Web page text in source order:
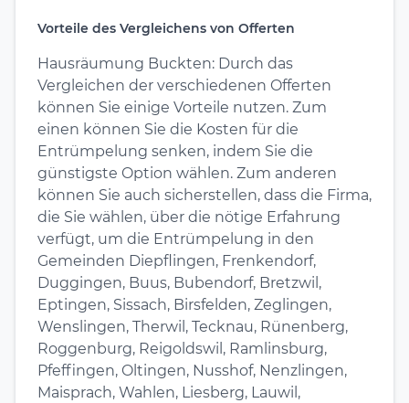
Vorteile des Vergleichens von Offerten
Hausräumung Buckten: Durch das
Vergleichen der verschiedenen Offerten
können Sie einige Vorteile nutzen. Zum
einen können Sie die Kosten für die
Entrümpelung senken, indem Sie die
günstigste Option wählen. Zum anderen
können Sie auch sicherstellen, dass die Firma,
die Sie wählen, über die nötige Erfahrung
verfügt, um die Entrümpelung in den
Gemeinden Diepflingen, Frenkendorf,
Duggingen, Buus, Bubendorf, Bretzwil,
Eptingen, Sissach, Birsfelden, Zeglingen,
Wenslingen, Therwil, Tecknau, Rünenberg,
Roggenburg, Reigoldswil, Ramlinsburg,
Pfeffingen, Oltingen, Nusshof, Nenzlingen,
Maisprach, Wahlen, Liesberg, Lauwil,